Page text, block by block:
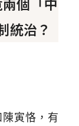
統治？
寅恪，有